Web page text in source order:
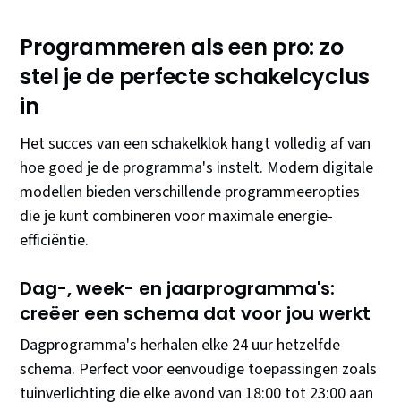
Programmeren als een pro: zo
stel je de perfecte schakelcyclus
in
Het succes van een schakelklok hangt volledig af van
hoe goed je de programma's instelt. Modern digitale
modellen bieden verschillende programmeeropties
die je kunt combineren voor maximale energie-
efficiëntie.
Dag-, week- en jaarprogramma's:
creëer een schema dat voor jou werkt
Dagprogramma's herhalen elke 24 uur hetzelfde
schema. Perfect voor eenvoudige toepassingen zoals
tuinverlichting die elke avond van 18:00 tot 23:00 aan